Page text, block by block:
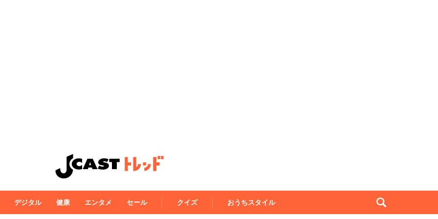
デジタル 健康 エンタメ セール クイズ おうちスタイル